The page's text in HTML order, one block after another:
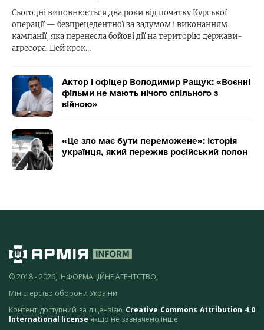
Сьогодні виповнюється два роки від початку Курської
операції — безпрецедентної за задумом і виконанням
кампанії, яка перенесла бойові дії на територію держави-
агресора. Цей крок…
Актор і офіцер Володимир Ращук: «Воєнні
фільми не мають нічого спільного з
війною»
«Це зло має бути переможене»: історія
українця, який пережив російський полон
© 2018 - 2026, ІНФОРМАЦІЙНЕ АГЕНТСТВО,
Міністерство оборони України
Контент доступний за ліцензією Creative Commons Attribution 4.0
International license якщо не зазначено інше.